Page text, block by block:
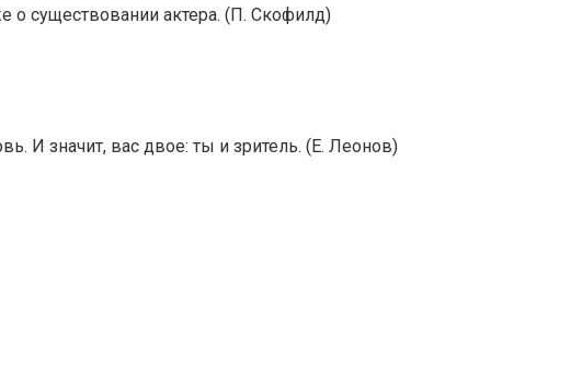
о существовании актера. (П. Скофилд)
И значит, вас двое: ты и зритель. (Е. Леонов)